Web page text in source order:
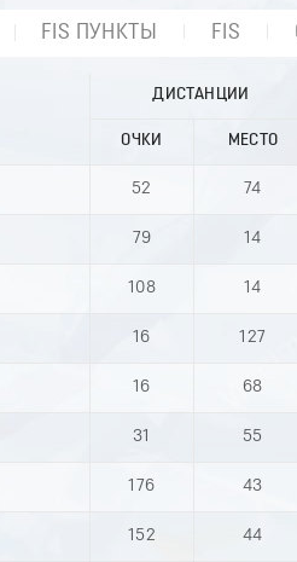
FIS ПУНКТЫ FIS
ДИСТАНЦИИ
ОЧКИ МЕСТО
52 74
79 14
108 14
16 127
16 68
31 55
176 43
152 44